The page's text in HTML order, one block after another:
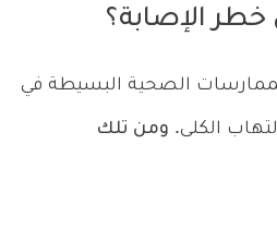
خطر الإصابة؟
الصحية البسيطة في
الكلى. ومن تلك